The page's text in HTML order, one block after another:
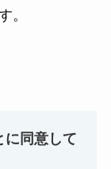
。
に同意して